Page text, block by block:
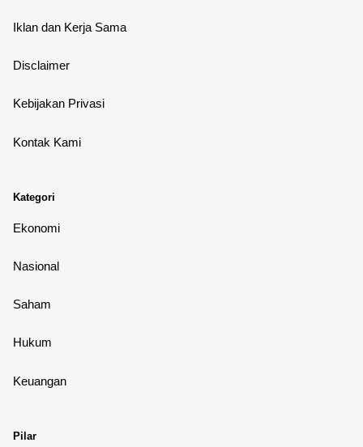
Iklan dan Kerja Sama
Disclaimer
Kebijakan Privasi
Kontak Kami
Kategori
Ekonomi
Nasional
Saham
Hukum
Keuangan
Pilar